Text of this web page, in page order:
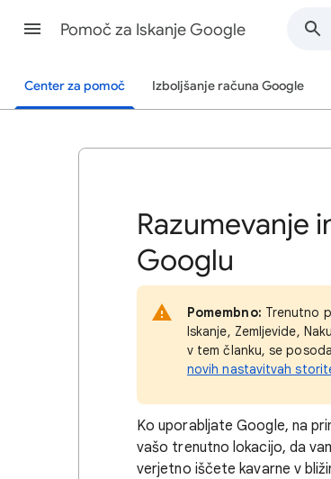
Pomoč za Iskanje Google
Center za pomoč Izboljšanje računa Google
Razumevanje
Googlu
Pomembno: Trenutno
Iskanje, Zemljevide,
v tem članku, se
novih nastavitvah
Ko uporabljate Google, na
vašo trenutno lokacijo, da
verjetno iščete kavarne v